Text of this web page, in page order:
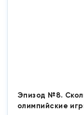
Эпизод №8.
олимпийские